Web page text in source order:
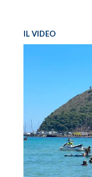
IL VIDEO